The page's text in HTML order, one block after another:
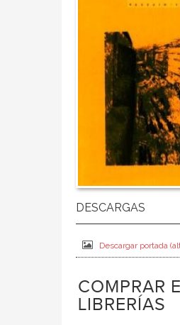
Descargar portada
COMPRAR
LIBRERÍAS